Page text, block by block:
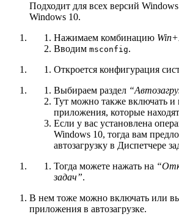
Подходит для всех версий
Windows 10.
Нажимаем комбинацию
Вводим msconfig.
Откроется конфигурация
Выбираем раздел
Тут можно также включать и
приложения, которые
Если у вас установлена
Windows 10, тогда вам
автозагрузку в Диспетчере
Тогда можете нажать на
задач”.
В нем тоже можно включать или
приложения в автозагрузке.